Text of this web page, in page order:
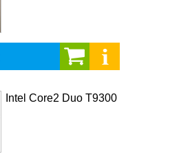
Intel Core2 Duo T9300